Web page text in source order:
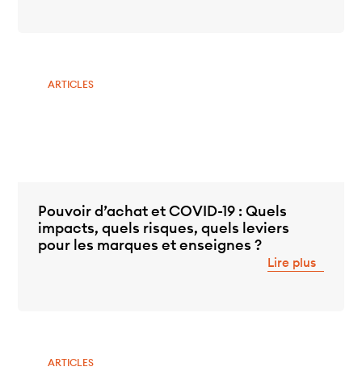
ARTICLES
Pouvoir d’achat et COVID-19 : Quels
impacts, quels risques, quels leviers
pour les marques et enseignes ?
Lire plus
ARTICLES